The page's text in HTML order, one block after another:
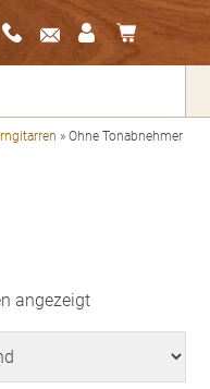
»Ohne Tonabnehmer
angezeigtNach
aufsteigend